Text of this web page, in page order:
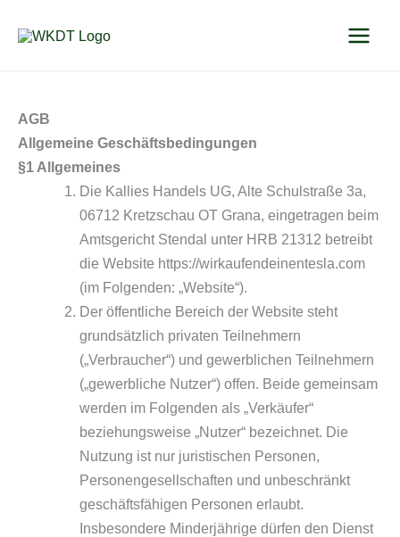
Inhalt
AGB
Allgemeine Geschäftsbedingungen
§1 Allgemeines
Die Kallies Handels UG, Alte Schulstraße 3a,
06712 Kretzschau OT Grana, eingetragen beim
Amtsgericht Stendal unter HRB 21312 betreibt
die Website https://wirkaufendeinentesla.com
(im Folgenden: „Website“).
Der öffentliche Bereich der Website steht
grundsätzlich privaten Teilnehmern
(„Verbraucher“) und gewerblichen Teilnehmern
(„gewerbliche Nutzer“) offen. Beide gemeinsam
werden im Folgenden als „Verkäufer“
beziehungsweise „Nutzer“ bezeichnet. Die
Nutzung ist nur juristischen Personen,
Personengesellschaften und unbeschränkt
geschäftsfähigen Personen erlaubt.
Insbesondere Minderjährige dürfen den Dienst